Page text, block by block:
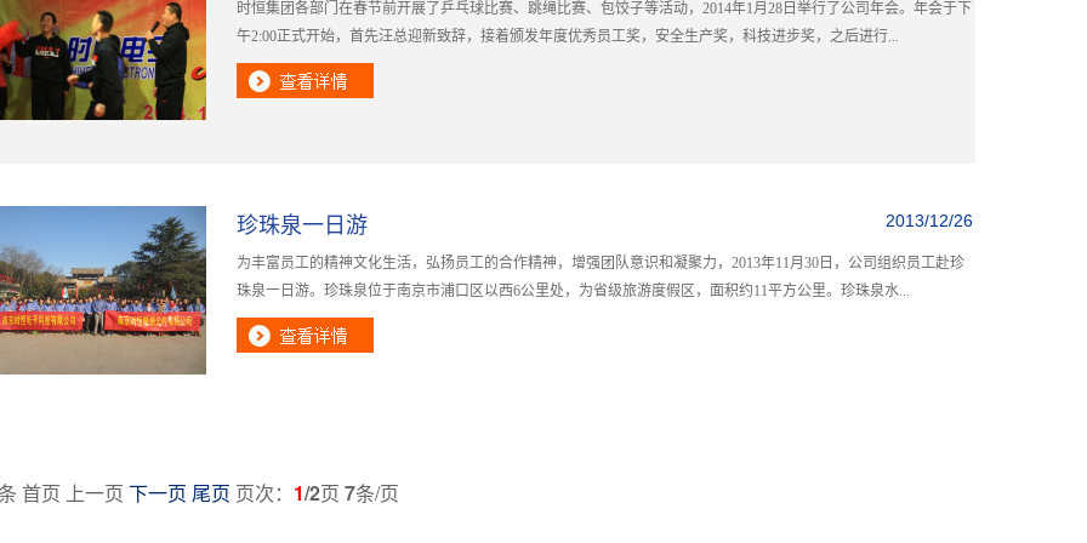
时恒集团各部门在春节前开展了乒乓球比赛、跳绳比赛、包饺子等活动，2014年1月28日举行了公司年会。年会于下
午2:00正式开始，首先汪总迎新致辞，接着颁发年度优秀员工奖，安全生产奖，科技进步奖，之后进行...
2013/12/26
珍珠泉一日游
为丰富员工的精神文化生活，弘扬员工的合作精神，增强团队意识和凝聚力，2013年11月30日，公司组织员工赴珍
珠泉一日游。珍珠泉位于南京市浦口区以西6公里处，为省级旅游度假区，面积约11平方公里。珍珠泉水...
首页 上一页 下一页 尾页 页次： 1/2页 7条/页